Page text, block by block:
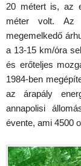
20 métert is, az
méter volt. Az
megemelkedő
a 13-15 km/óra
és erőteljes
1984-ben
az árapály
annapolisi
évente, ami 4500